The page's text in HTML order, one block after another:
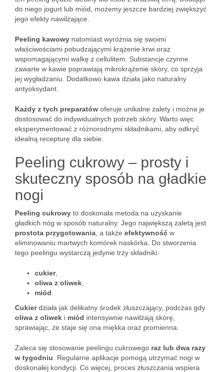
do niego jogurt lub miód, możemy jeszcze bardziej zwiększyć
jego efekty nawilżające.
Peeling kawowy natomiast wyróżnia się swoimi
właściwościami pobudzającymi krążenie krwi oraz
wspomagającymi walkę z cellulitem. Substancje czynne
zawarte w kawie poprawiają mikrokrążenie skóry, co sprzyja
jej wygładzaniu. Dodatkowo kawa działa jako naturalny
antyoksydant.
Każdy z tych preparatów oferuje unikalne zalety i można je
dostosować do indywidualnych potrzeb skóry. Warto więc
eksperymentować z różnorodnymi składnikami, aby odkryć
idealną recepturę dla siebie.
Peeling cukrowy – prosty i
skuteczny sposób na gładkie
nogi
Peeling cukrowy to doskonała metoda na uzyskanie
gładkich nóg w sposób naturalny. Jego największą zaletą jest
prostota przygotowania , a także efektywność w
eliminowaniu martwych komórek naskórka. Do stworzenia
tego peelingu wystarczą jedynie trzy składniki:
cukier,
oliwa z oliwek
miód
Cukierdziała jak delikatny środek złuszczający, podczas gdy
oliwa z oliwek i miód intensywnie nawilżają skórę,
sprawiając, że staje się ona miękka oraz promienna.
Zaleca się stosowanie peelingu cukrowego raz lub dwa razy
w tygodniu . Regularne aplikacje pomogą utrzymać nogi w
doskonałej kondycji. Co więcej, proces złuszczania wspiera